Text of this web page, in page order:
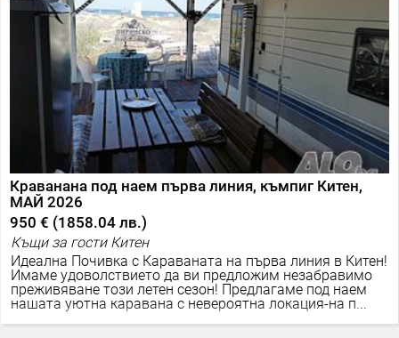
Краванана под наем първа линия, къмпиг Китен,
МАЙ 2026
950 € (1858.04 лв.)
Къщи за гости Китен
Идеална Почивка с Караваната на първа линия в Китен!
Имаме удоволствието да ви предложим незабравимо
преживяване този летен сезон! Предлагаме под наем
нашата уютна каравана с невероятна локация-на п...